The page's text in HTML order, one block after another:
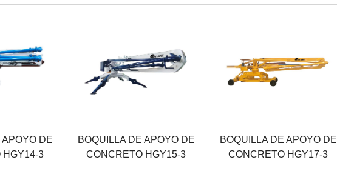
APOYO DE
HGY14-3
BOQUILLA DE APOYO DE
CONCRETO HGY15-3
15 M
Presión del sistema
4 KW
BOQUILLA DE APOYO DE
CONCRETO HGY17-3
16.5 M
Presión del sistema
4 KW